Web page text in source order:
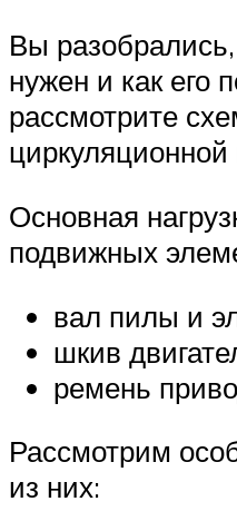
Вы разобрались,
нужен и как его
рассмотрите
Основная
подвижных
вал пилы и
шкив
ремень
Рассмотрим
из них: